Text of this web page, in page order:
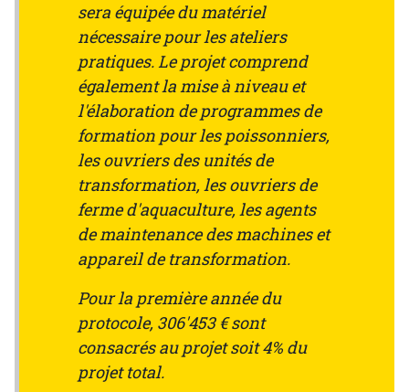
sera équipée du matériel
nécessaire pour les ateliers
pratiques. Le projet comprend
également la mise à niveau et
l'élaboration de programmes de
formation pour les poissonniers,
les ouvriers des unités de
transformation, les ouvriers de
ferme d'aquaculture, les agents
de maintenance des machines et
appareil de transformation.
Pour la première année du
protocole, 306'453 € sont
consacrés au projet soit 4% du
projet total.